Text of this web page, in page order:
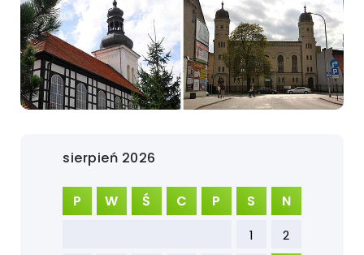
sierpień 2026
P W Ś C P S N
1
2